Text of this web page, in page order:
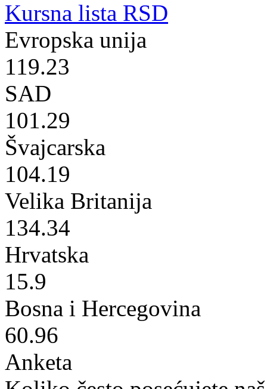
Kursna lista RSD
Evropska unija
119.23
SAD
101.29
Švajcarska
104.19
Velika Britanija
134.34
Hrvatska
15.9
Bosna i Hercegovina
60.96
Anketa